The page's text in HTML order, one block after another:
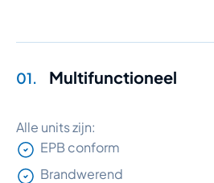
01. Multifunctioneel
Alle units zijn:
EPB conform
Brandwerend